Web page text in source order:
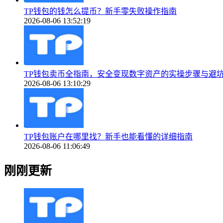
TP钱包的钱怎么提币？新手零失败操作指南
2026-08-06 13:52:19
TP钱包卖币全指南，安全变现数字资产的实操步骤与避
2026-08-06 13:10:29
TP钱包账户在哪里找？新手也能看懂的详细指南
2026-08-06 11:06:49
刚刚更新